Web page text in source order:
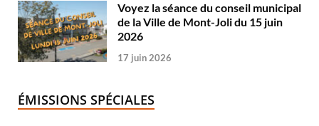
Voyez la séance du conseil municipal
de la Ville de Mont-Joli du 15 juin
2026
17 juin 2026
ÉMISSIONS SPÉCIALES